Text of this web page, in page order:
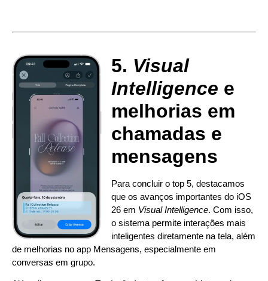
5. Visual
Intelligence e
melhorias em
chamadas e
mensagens
Para concluir o top 5, destacamos
que os avanços importantes do iOS
26 em Visual Intelligence. Com isso,
o sistema permite interações mais
inteligentes diretamente na tela, além
de melhorias no app Mensagens, especialmente em
conversas em grupo.